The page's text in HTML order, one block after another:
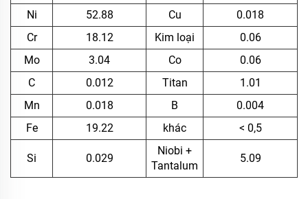
Ni 52.88 Cu
0.018
Cr
18.12 Kim loại
0.06
Mo
3.04 Co
0.06
C
0.012 Titan
1.01
Mn
0.018 B
0.004
Fe
19.22 khác < 0,5
Si 0.029
Niobi +
Tantalum
5.09